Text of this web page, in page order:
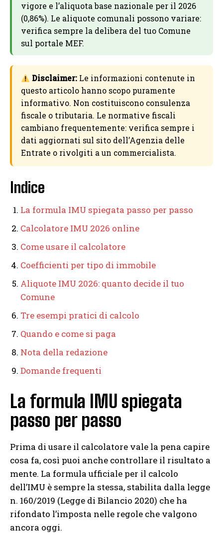
vigore e l’aliquota base nazionale per il 2026
(0,86%). Le aliquote comunali possono variare:
verifica sempre la delibera del tuo Comune
sul portale MEF.
Disclaimer:Le informazioni contenute in
questo articolo hanno scopo puramente
informativo. Non costituiscono consulenza
fiscale o tributaria. Le normative fiscali
cambiano frequentemente: verifica sempre i
dati aggiornati sul sito dell’Agenzia delle
Entrate o rivolgiti a un commercialista.
Indice
La formula IMU spiegata passo per passo
Calcolatore IMU 2026 online
Come usare il calcolatore
Coefficienti per tipo di immobile
Aliquote IMU 2026: quanto decide il tuo
Comune
Tre esempi pratici di calcolo
Quando e come si paga
Nota della redazione
Domande frequenti
La formula IMU spiegata
passo per passo
Prima di usare il calcolatore vale la pena capire
cosa fa, così puoi anche controllare il risultato a
mente. La formula ufficiale per il calcolo
dell’IMU è sempre la stessa, stabilita dalla legge
n. 160/2019 (Legge di Bilancio 2020) che ha
rifondato l’imposta nelle regole che valgono
ancora oggi.